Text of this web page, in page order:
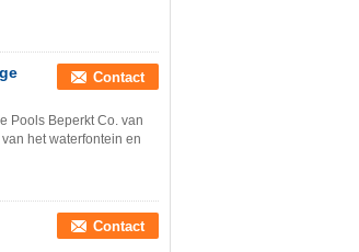
Contact
Pools Beperkt Co. van
het waterfontein en
Contact